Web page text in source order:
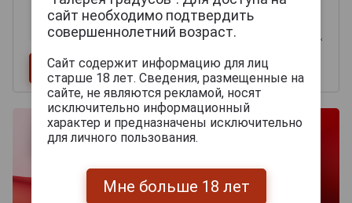
сайт необходимо подтвердить
совершеннолетний возраст.
Сайт содержит информацию для лиц
старше 18 лет. Сведения, размещенные на
сайте, не являются рекламой, носят
исключительно информационный
характер и предназначены исключительно
для личного пользования.
Мне больше 18 лет